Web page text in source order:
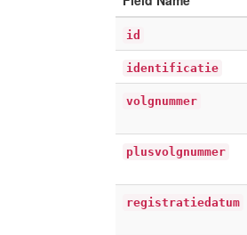
id
identificatie
volgnummer
plusvolgnummer
registratiedatum